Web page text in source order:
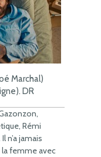
Marchal)
DR
Rémi
n’a jamais
la femme avec